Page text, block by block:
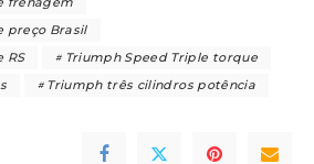
preço Brasil
RS
Triumph Speed Triple torque
Triumph três cilindros potência